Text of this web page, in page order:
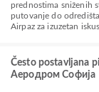
prednostima sniženih
putovanje do
Airpaz za izuzetan
Često postavljana
Аеродром Софија